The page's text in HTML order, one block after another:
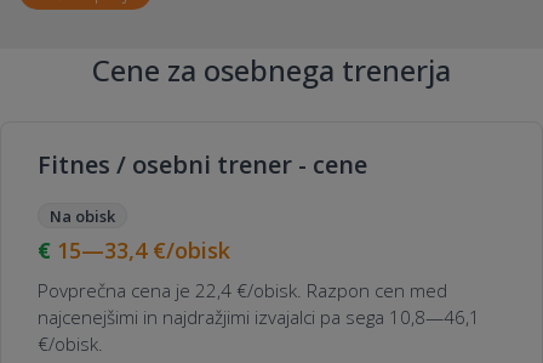
Cene za osebnega trenerja
Fitnes / osebni trener - cene
Na obisk
15—33,4 €/obisk
Povprečna cena je 22,4 €/obisk. Razpon cen med
najcenejšimi in najdražjimi izvajalci pa sega 10,8—46,1
€/obisk.